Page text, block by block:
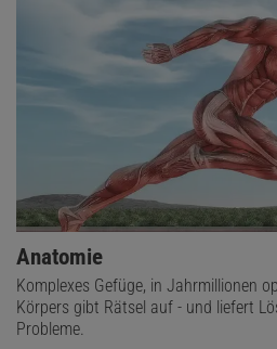
Anatomie
Komplexes Gefüge, in Jahrmillionen
Körpers gibt Rätsel auf - und liefert
Probleme.